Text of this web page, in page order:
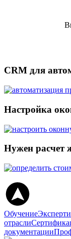
CRM для
Настройка
Нужен расчет
Обучение
отрасли
документации